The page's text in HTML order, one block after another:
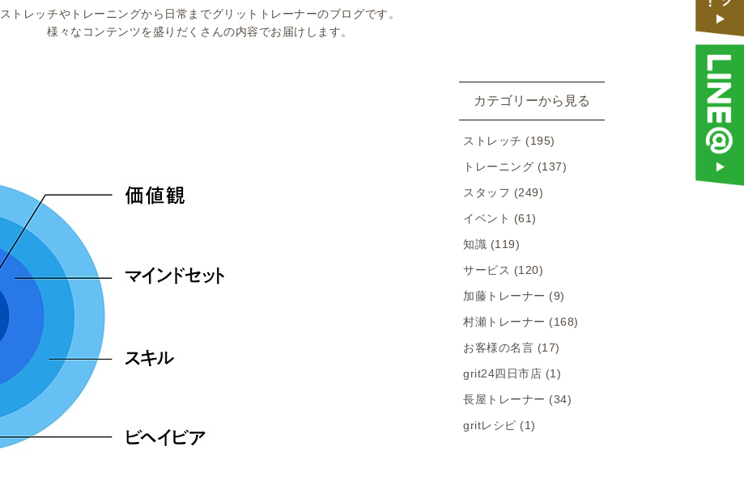
ストレッチやトレーニングから 日常までグリットトレーナーのブログです。
様々なコンテンツを盛りだくさんの内容でお届けします。
カテゴリーから見る
ストレッチ (195)
トレーニング (137)
スタッフ (249)
イベント (61)
知識 (119)
サービス (120)
加藤トレーナー (9)
村瀬トレーナー (168)
お客様の名言 (17)
grit24四日市店 (1)
長屋トレーナー (34)
gritレシピ (1)